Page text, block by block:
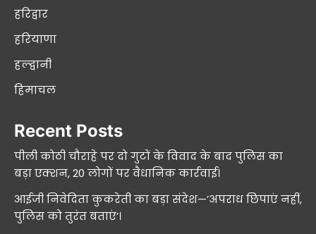
हरिद्वार
हरियाणा
हल्द्वानी
हिमाचल
Recent Posts
पीली कोठी चौराहे पर दो गुटों के विवाद के बाद पुलिस का
बड़ा एक्शन, 20 लोगों पर वैधानिक कार्रवाई।
आईजी निवेदिता कुकरेती का बड़ा संदेश—’अपराध छिपाएं नहीं,
पुलिस को तुरंत बताएं’।